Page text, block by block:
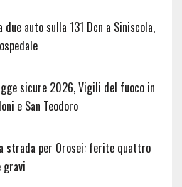
auto sulla 131 Dcn a Siniscola,
sicure 2026, Vigili del fuoco in
e San Teodoro
strada per Orosei: ferite quattro
gravi